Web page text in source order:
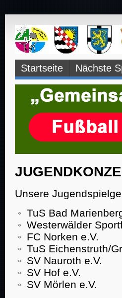
Startseite Meine JSG JSG Wolfstein
Navigation
überspringen
Startseite Nächste
Unsere
TuS Bad
Westerwälder
FC Norken e.V.
TuS Eichenstruth/
SV Nauroth e.V.
SV Hof e.V.
SV Mörlen e.V.